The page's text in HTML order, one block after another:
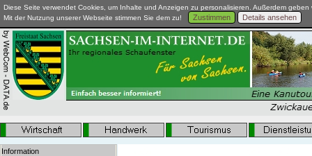
Diese Seite verwendet Cookies, um Inhalte und Anzeigen zu personalisieren. Außerdem
Mit der Nutzung unserer Webseite stimmen Sie dem zu!
Zustimmen Details ansehen
Information